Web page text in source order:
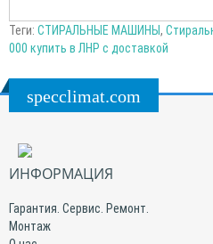
Теги: СТИРАЛЬНЫЕ МАШИНЫ,
000 купить в ЛНР с доставкой
specclimat.com
ИНФОРМАЦИЯ
Гарантия. Сервис. Ремонт.
Монтаж